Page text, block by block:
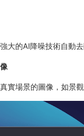
大的AI降噪技術自動
實場景的圖像，如景